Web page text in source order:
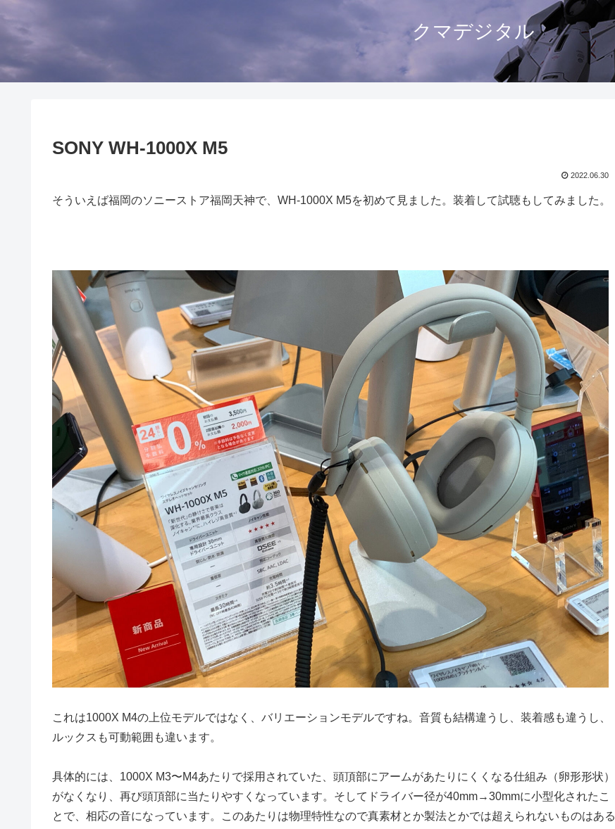
クマデジタル
SONY WH-1000X M5
2022.06.30
そういえば福岡のソニーストア福岡天神で、WH-1000X M5を初めて見ました。装着して試聴もしてみました。
これは1000X M4の上位モデルではなく、バリエーションモデルですね。音質も結構違うし、装着感も違うし、
ルックスも可動範囲も違います。
具体的には、1000X M3〜M4あたりで採用されていた、頭頂部にアームがあたりにくくなる仕組み（卵形形状）
がなくなり、再び頭頂部に当たりやすくなっています。そしてドライバー径が40mm→30mmに小型化されたこ
とで、相応の音になっています。このあたりは物理特性なので真素材とか製法とかでは超えられないものはある